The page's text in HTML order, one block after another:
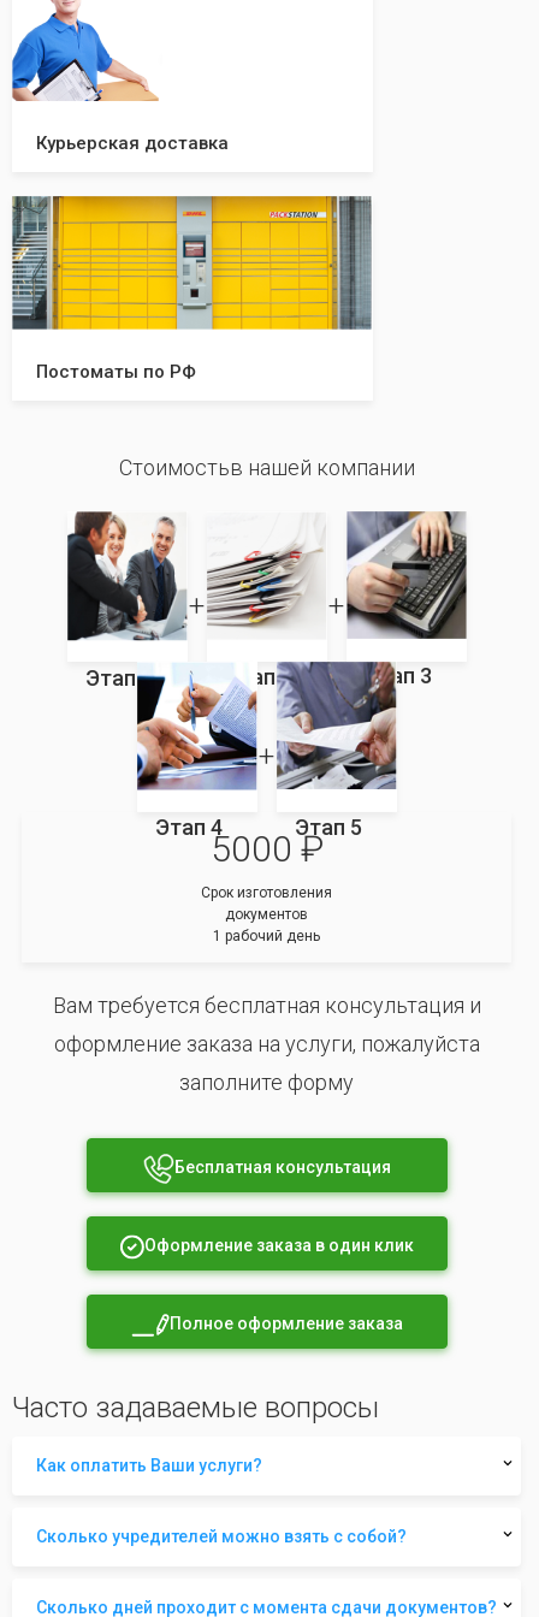
Курьерская доставка
Постоматы по РФ
Стоимостьв нашей компании
Этап 1 Этап 2 Этап 3
Этап 4 Этап 5
5000 ₽
Срок изготовления
документов
1 рабочий день
Вам требуется бесплатная консультация и
оформление заказа на услуги, пожалуйста
заполните форму
Бесплатная консультация
Оформление заказа в один клик
Полное оформление заказа
Часто задаваемые вопросы
Как оплатить Ваши услуги?
Сколько учредителей можно взять с собой?
Сколько дней проходит с момента сдачи документов?